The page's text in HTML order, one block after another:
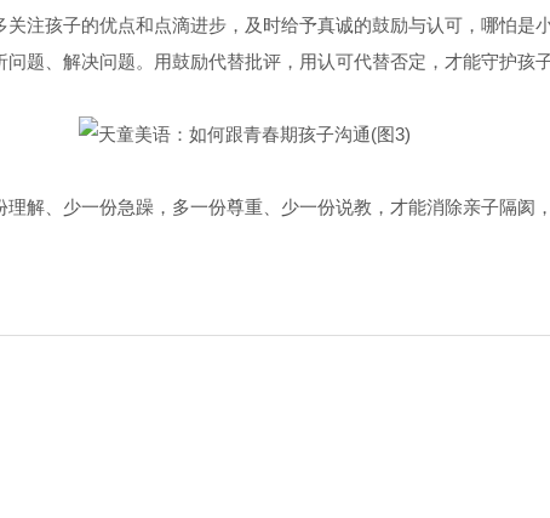
注孩子的优点和点滴进步，及时给予真诚的鼓励与认可，哪怕是
题、解决问题。用鼓励代替批评，用认可代替否定，才能守护孩
解、少一份急躁，多一份尊重、少一份说教，才能消除亲子隔阂